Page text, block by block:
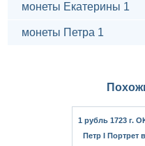
монеты Екатерины 1
монеты Петра 1
1 рубль 1723 г.
Петр I Портрет в